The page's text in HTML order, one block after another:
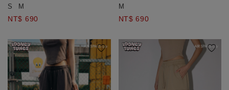
裝飾後印花撞色滾邊運動短褲
S M
NT$ 690
裝飾後印花撞色滾邊運動短褲
M
NT$ 690